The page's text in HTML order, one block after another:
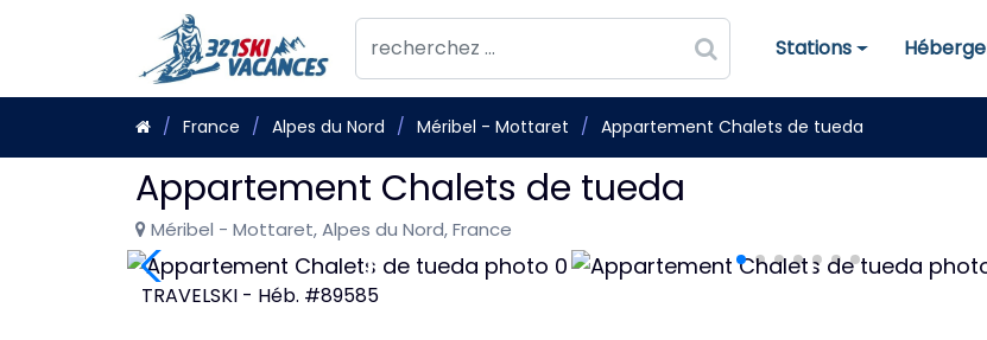
Stations
Stations de ski
France Alpes du Nord Méribel - Mottaret Appartement Chalets de tueda
Appartement Chalets de tueda
Méribel - Mottaret, Alpes du Nord, France
TRAVELSKI - Héb. #89585